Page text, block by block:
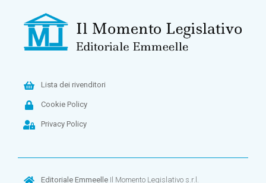
Lista dei rivenditori
Cookie Policy
Privacy Policy
Editoriale EmmeelleIl Momento Legislativo s.r.l.